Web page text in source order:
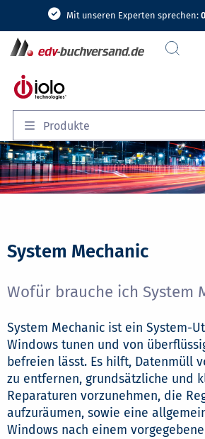
Mit unseren Experten sprechen:
Produkte
System Mechanic
Wofür brauche ich System
System Mechanic ist ein System-
Windows tunen und von
befreien lässt. Es hilft, Datenmüll
zu entfernen, grundsätzliche und
Reparaturen vorzunehmen, die
aufzuräumen, sowie eine
Windows nach einem